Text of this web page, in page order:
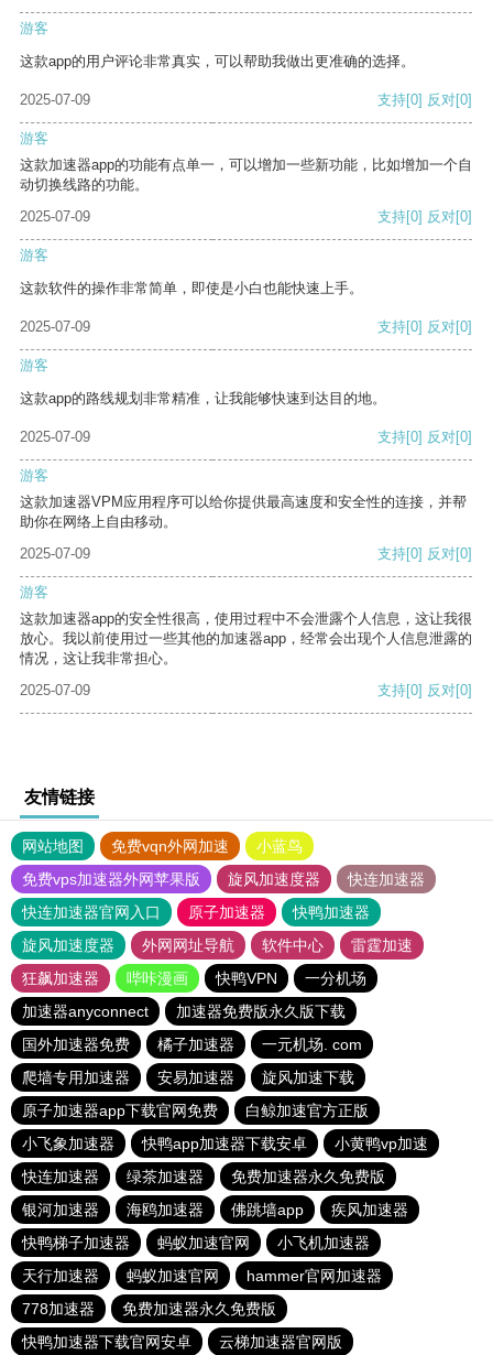
游客
这款app的用户评论非常真实，可以帮助我做出更准确的选择。
2025-07-09 支持[0] 反对[0]
游客
这款加速器app的功能有点单一，可以增加一些新功能，比如增加一个自
动切换线路的功能。
2025-07-09
支持[0] 反对[0]
游客
这款软件的操作非常简单，即使是小白也能快速上手。
2025-07-09 支持[0] 反对[0]
游客
这款app的路线规划非常精准，让我能够快速到达目的地。
2025-07-09 支持[0] 反对[0]
游客
这款加速器VPM应用程序可以给你提供最高速度和安全性的连接，并帮
助你在网络上自由移动。
2025-07-09
支持[0] 反对[0]
游客
这款加速器app的安全性很高，使用过程中不会泄露个人信息，这让我很
放心。我以前使用过一些其他的加速器app，经常会出现个人信息泄露的
情况，这让我非常担心。
2025-07-09
支持[0] 反对[0]
友情链接
网站地图 免费vqn外网加速
小蓝鸟
免费vps加速器外网苹果版
旋风加速度器
快连加速器
快连加速器官网入口
原子加速器
快鸭加速器
旋风加速度器
外网网址导航 软件中心
雷霆加速
狂飙加速器
哔咔漫画 快鸭VPN
一分机场
加速器anyconnect
加速器免费版永久版下载
国外加速器免费
橘子加速器
一元机场. com
爬墙专用加速器
安易加速器
旋风加速下载
原子加速器app下载官网免费
白鲸加速官方正版
小飞象加速器
快鸭app加速器下载安卓
小黄鸭vp加速
快连加速器
绿茶加速器
免费加速器永久免费版
银河加速器
海鸥加速器 佛跳墙app
疾风加速器
快鸭梯子加速器
蚂蚁加速官网
小飞机加速器
天行加速器
蚂蚁加速官网
hammer官网加速器
778加速器
免费加速器永久免费版
快鸭加速器下载官网安卓
云梯加速器官网版